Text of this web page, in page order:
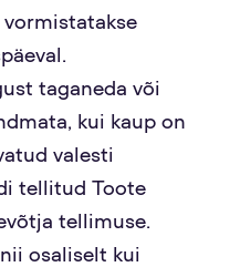
vormistatakse
taganeda või
kui kaup on
valesti
tellitud Toote
tellimuse.
osaliselt kui